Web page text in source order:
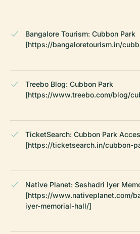
Bangalore Tourism: Cubbon Park
[https://bangaloretourism.in/
Treebo Blog: Cubbon Park
[https://www.treebo.com/blog/
TicketSearch: Cubbon Park
[https://ticketsearch.in/cubbon-
Native Planet: Seshadri Iyer
[https://www.nativeplanet.com/
iyer-memorial-hall/]